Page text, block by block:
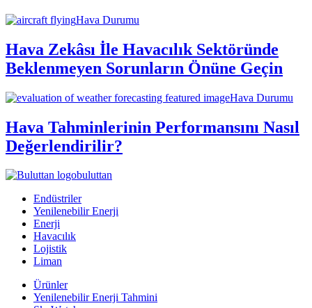
Hava Durumu
Hava Zekâsı İle Havacılık Sektöründe
Beklenmeyen Sorunların Önüne Geçin
Hava Durumu
Hava Tahminlerinin Performansını Nasıl
Değerlendirilir?
buluttan
Endüstriler
Yenilenebilir Enerji
Enerji
Havacılık
Lojistik
Liman
Ürünler
Yenilenebilir Enerji Tahmini